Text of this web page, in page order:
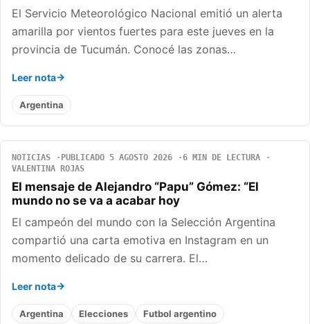
El Servicio Meteorológico Nacional emitió un alerta
amarilla por vientos fuertes para este jueves en la
provincia de Tucumán. Conocé las zonas…
Leer nota
Argentina
NOTICIAS PUBLICADO 5 AGOSTO 2026
6 MIN DE LECTURA
VALENTINA ROJAS
El mensaje de Alejandro “Papu” Gómez: “El
mundo no se va a acabar hoy
El campeón del mundo con la Selección Argentina
compartió una carta emotiva en Instagram en un
momento delicado de su carrera. El…
Leer nota
Argentina Elecciones Futbol argentino